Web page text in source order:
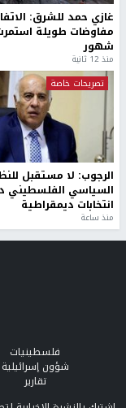
غازي حمد للشرق:
مفاوضات طويلة
شهور
منذ 12 ثانية
تصريحات خاصة
الرجوب: لا مستقبل
السياسي الفلسطيني
انتخابات ديمقراطية
منذ ساعة
فلسطينيات
شؤون إسرائيلية
تقارير